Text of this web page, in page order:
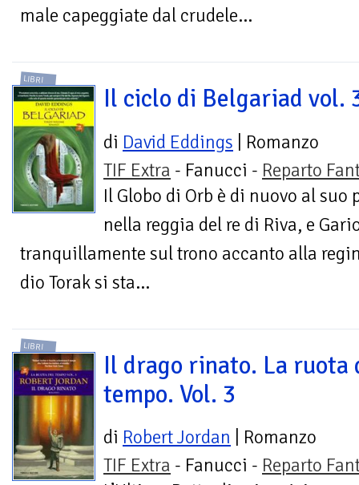
male capeggiate dal crudele...
LIBRI
Il ciclo di Belgariad vol.
di David Eddings | Romanzo
TIF Extra - Fanucci - Reparto
Il Globo di Orb è di nuovo al suo
nella reggia del re di Riva, e
tranquillamente sul trono accanto alla
dio Torak si sta...
LIBRI
Il drago rinato. La ruota
tempo. Vol. 3
di Robert Jordan | Romanzo
TIF Extra - Fanucci - Reparto